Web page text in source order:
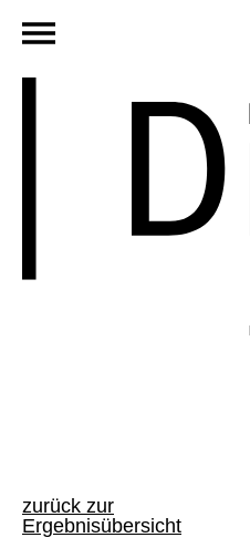
zurück zur
Ergebnisübersicht